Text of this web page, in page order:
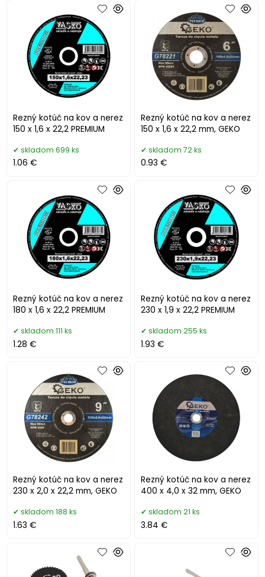
Rezný kotúč na kov a nerez
150 x 1,6 x 22,2 PREMIUM
skladom 699 ks
1.06 €
Rezný kotúč na kov a nerez
150 x 1,6 x 22,2 mm, GEKO
skladom 72 ks
0.93 €
Rezný kotúč na kov a nerez
180 x 1,6 x 22,2 PREMIUM
skladom 111 ks
1.28 €
Rezný kotúč na kov a nerez
230 x 1,9 x 22,2 PREMIUM
skladom 255 ks
1.93 €
Rezný kotúč na kov a nerez
230 x 2,0 x 22,2 mm, GEKO
skladom 188 ks
1.63 €
Rezný kotúč na kov a nerez
400 x 4,0 x 32 mm, GEKO
skladom 21 ks
3.84 €